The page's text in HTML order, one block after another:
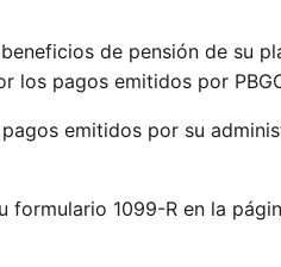
de pensión de su
los pagos emitidos por
emitidos por su
1099-R en la